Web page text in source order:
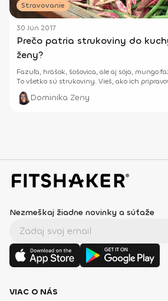
Stravovanie
30 Jún 2017
Prečo patria strukoviny do
ženy?
Fazuľa, hrášok, šošovica, ale aj sója, mungo
To všetko sú strukoviny. Vieš, ako ich
nenafukovali?
Dominika Zeny
Nezmeškaj žiadne novinky a súťaže
VIAC O NÁS